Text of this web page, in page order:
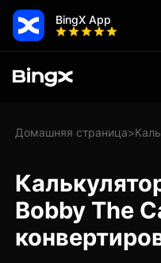
BingX App
Домашняя страница>
Bobby The